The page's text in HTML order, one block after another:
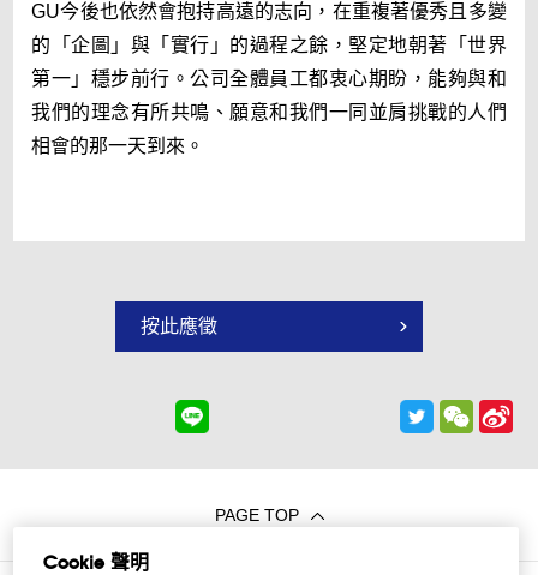
GU今後也依然會抱持高遠的志向，在重複著優秀且多變
的「企圖」與「實行」的過程之餘，堅定地朝著「世界
第一」穩步前行。公司全體員工都衷心期盼，能夠與和
我們的理念有所共鳴、願意和我們一同並肩挑戰的人們
相會的那一天到來。
按此應徵
PAGE TOP
Cookie 聲明